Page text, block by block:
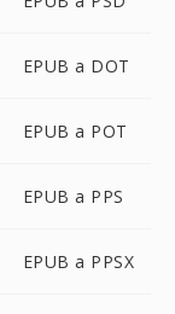
EPUB a DOT
EPUB a POT
EPUB a PPS
EPUB a PPSX